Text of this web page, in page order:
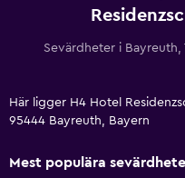
Sevärdheter i
Här ligger H4 Hotel
95444 Bayreuth, Bayern
Mest populära